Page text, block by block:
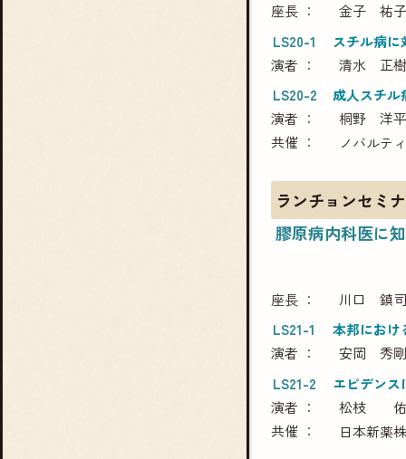
座長
金子 祐子
LS20-1
スチル病に
演者
清水 正樹
LS20-2
成人スチル
演者
桐野 洋平
共催
ノバルテ
ランチョンセミ
膠原病内科医に
座長
川口 鎮司
LS21-1
本邦におけ
演者
安岡 秀剛
LS21-2
エビデンス
演者
松枝 佑
共催
日本新薬